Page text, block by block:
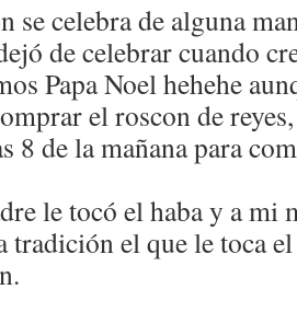
se celebra de alguna
de celebrar cuando
Papa Noel hehehe
el roscon de
8 de la mañana para
le tocó el haba y a mi
tradición el que le toca